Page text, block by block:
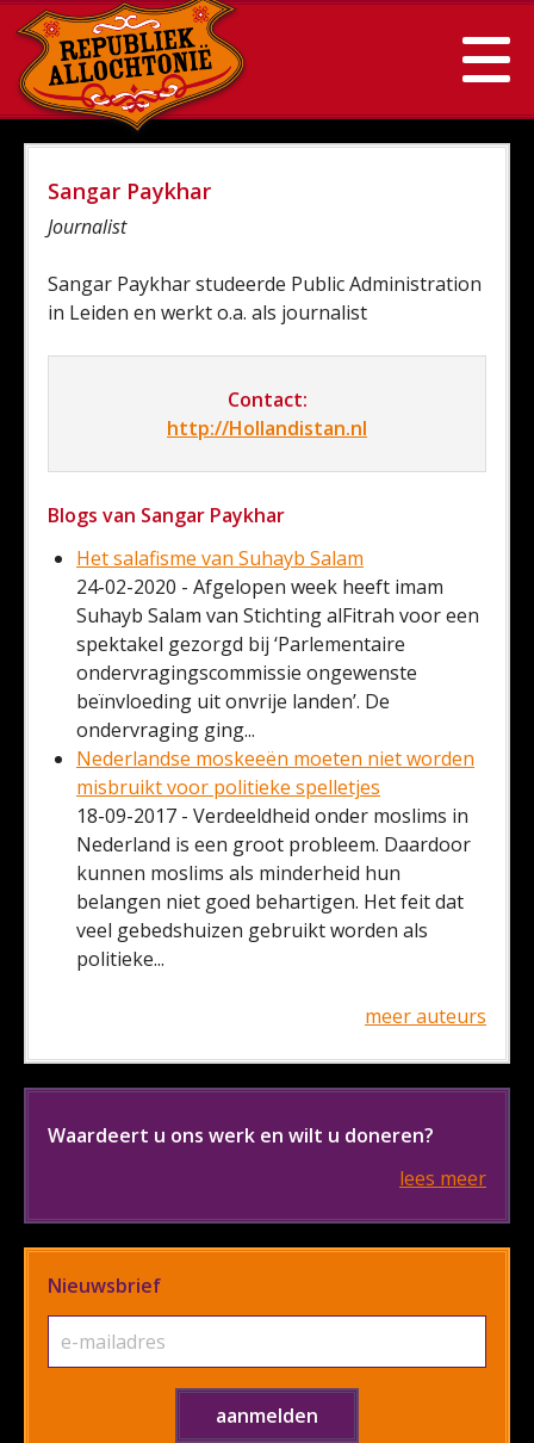
Sangar Paykhar
Journalist
Sangar Paykhar studeerde Public Administration
in Leiden en werkt o.a. als journalist
Contact:
http://Hollandistan.nl
Blogs van Sangar Paykhar
Het salafisme van Suhayb Salam
24-02-2020 - Afgelopen week heeft imam
Suhayb Salam van Stichting alFitrah voor een
spektakel gezorgd bij ‘Parlementaire
ondervragingscommissie ongewenste
beïnvloeding uit onvrije landen’. De
ondervraging ging...
Nederlandse moskeeën moeten niet worden
misbruikt voor politieke spelletjes
18-09-2017 - Verdeeldheid onder moslims in
Nederland is een groot probleem. Daardoor
kunnen moslims als minderheid hun
belangen niet goed behartigen. Het feit dat
veel gebedshuizen gebruikt worden als
politieke...
meer auteurs
Waardeert u ons werk en wilt u doneren?
lees meer
Nieuwsbrief